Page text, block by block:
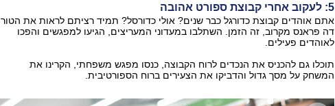
5: לעקוב אחרי קבוצת ספורט אהובה
אתם אוהדים קבוצת כדורגל כבר שנים? אולי כדורסל? תמיד רציתם לראות את הטור
דה פראנס מקרוב, זה הזמן. השתלבו במעדוני המעריצים, הגיעו למפגשים והפכו
לאוהדים פעילים.
תוכלו גם להכניס את הנכדים לרוח הקבוצה, כנסו מפגש משפחתי, הקרינו את
המשחק על מסך גדול והדביקו את הצעירים ברוח הספורטיבית.